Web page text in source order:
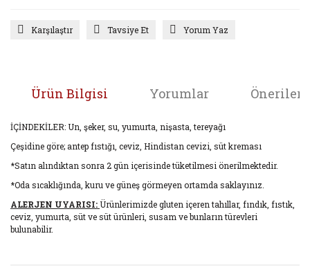
Karşılaştır Tavsiye Et Yorum Yaz
Ürün Bilgisi Yorumlar
İÇİNDEKİLER: Un, şeker, su, yumurta, nişasta, tereyağı
Çeşidine göre; antep fıstığı, ceviz, Hindistan cevizi, süt kreması
*Satın alındıktan sonra 2 gün içerisinde tüketilmesi önerilmektedir.
*Oda sıcaklığında, kuru ve güneş görmeyen ortamda saklayınız.
ALERJEN UYARISI: Ürünlerimizde gluten içeren tahıllar, fındık, fıstık,
ceviz, yumurta, süt ve süt ürünleri, susam ve bunların türevleri
bulunabilir.